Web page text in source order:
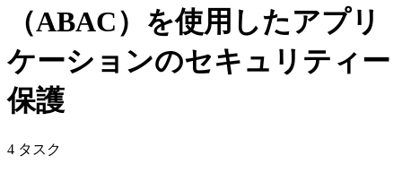
（ABAC）を使用したアプリ
ケーションのセキュリティー
保護
4 タスク